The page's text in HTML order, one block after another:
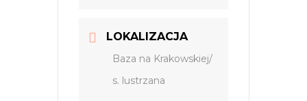
LOKALIZACJA
Baza na Krakowskiej/
s. lustrzana